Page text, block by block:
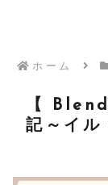
ホーム
【
記～イル